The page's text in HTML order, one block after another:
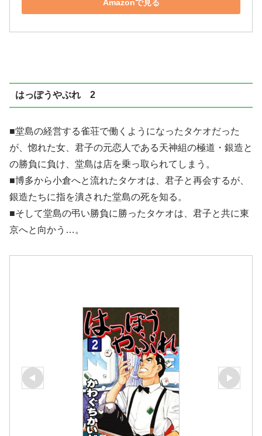
Amazonで見る
はっぽうやぶれ 2
■堂島の経営する雀荘で働くようになったタケオだった
が、惚れた女、君子の元恋人である天神組の極道・銀造と
の勝負に負け、堂島は店を乗っ取られてしまう。
■博多から小倉へと流れたタケオは、君子と再会するが、
銀造たちに指を潰された堂島の死を知る。
■そして堂島の弔い勝負に勝ったタケオは、君子と共に東
京へと向かう…。